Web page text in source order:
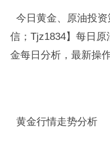
今日黄金、原油投
信；Tjz1834】每日
金每日分析，最新操
黄金行情走势分析